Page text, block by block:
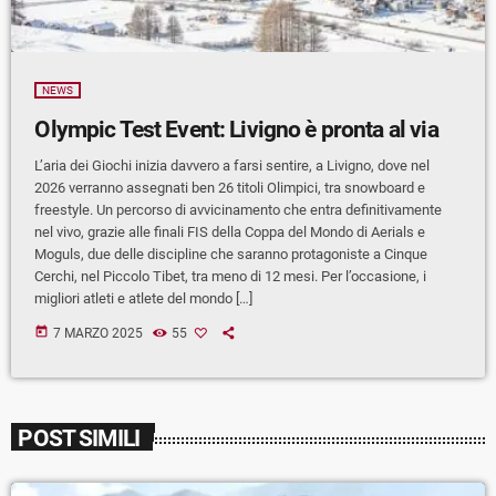
NEWS
Olympic Test Event: Livigno è pronta al via
L’aria dei Giochi inizia davvero a farsi sentire, a Livigno, dove nel
2026 verranno assegnati ben 26 titoli Olimpici, tra snowboard e
freestyle. Un percorso di avvicinamento che entra definitivamente
nel vivo, grazie alle finali FIS della Coppa del Mondo di Aerials e
Moguls, due delle discipline che saranno protagoniste a Cinque
Cerchi, nel Piccolo Tibet, tra meno di 12 mesi. Per l’occasione, i
migliori atleti e atlete del mondo […]
today 7 MARZO 2025 55
POST SIMILI